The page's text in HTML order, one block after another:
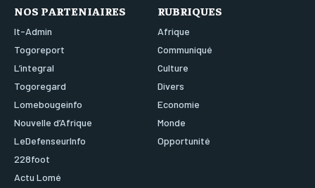
NOS PARTENIAIRES
It-Admin
Togoreport
L’integral
Togoregard
Lomebougeinfo
Nouvelle d’Afrique
LeDefenseurInfo
228foot
Actu Lomé
RUBRIQUES
Afrique
Communiqué
Culture
Divers
Economie
Monde
Opportunité